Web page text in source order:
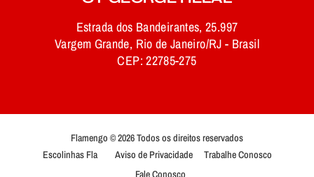
Estrada dos Bandeirantes, 25.997
Vargem Grande, Rio de Janeiro/RJ - Brasil
CEP: 22785-275
Flamengo © 2026 Todos os direitos reservados
Escolinhas Fla
Aviso de Privacidade
Trabalhe Conosco
Fale Conosco